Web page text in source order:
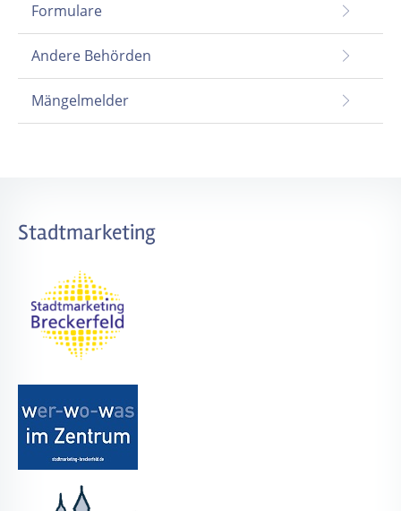
Formulare
Andere Behörden
Mängelmelder
Stadtmarketing